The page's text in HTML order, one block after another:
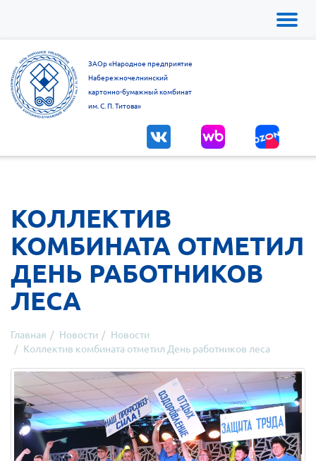
Toggle
ЗАОр «Народное предприятие
Набережночелнинский
картонно-бумажный комбинат
им. С. П. Титова»
КОЛЛЕКТИВ
КОМБИНАТА ОТМЕТИЛ
ДЕНЬ РАБОТНИКОВ
ЛЕСА
Главная Новости
Новости
Коллектив комбината отметил День работников леса